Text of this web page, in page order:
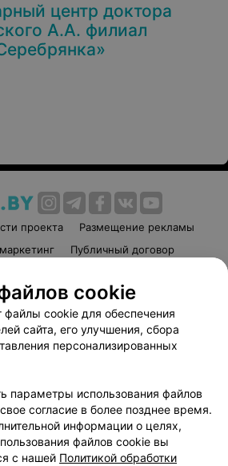
центр доктора
А.А. филиал
проекта
Размещение рекламы
Публичный договор
Партнеры
руководителю 103.by
в поддержку
настройки cookie
cookie
файлы cookie для обеспечения
сайта, его улучшения, сбора
персонализированных
параметры использования файлов
согласие в более позднее время.
информации о целях,
файлов cookie вы
с нашей Политикой обработки